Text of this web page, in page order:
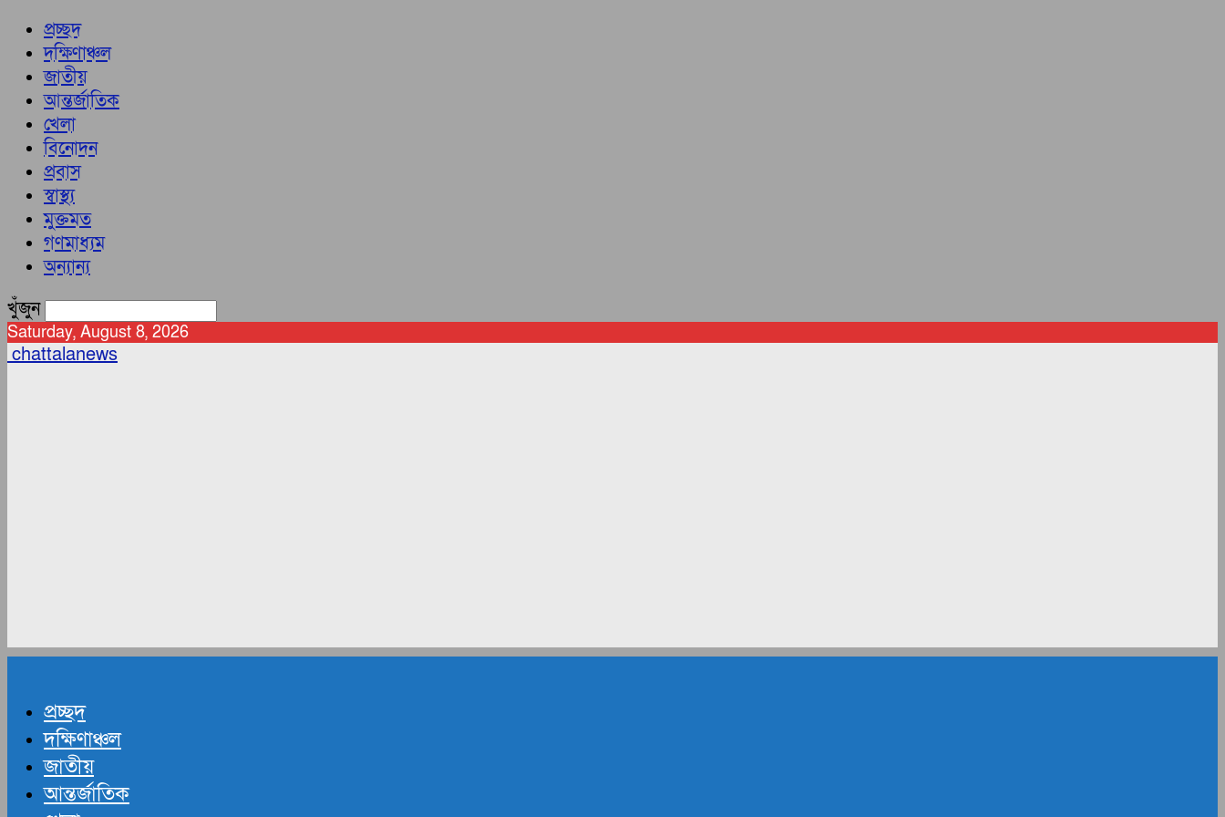
প্রচ্ছদ
দক্ষিণাঞ্চল
জাতীয়
আন্তর্জাতিক
খেলা
বিনোদন
প্রবাস
স্বাস্থ্য
মুক্তমত
গণমাধ্যম
অন্যান্য
খুঁজুন
Saturday, August 8, 2026
chattalanews
প্রচ্ছদ
দক্ষিণাঞ্চল
জাতীয়
আন্তর্জাতিক